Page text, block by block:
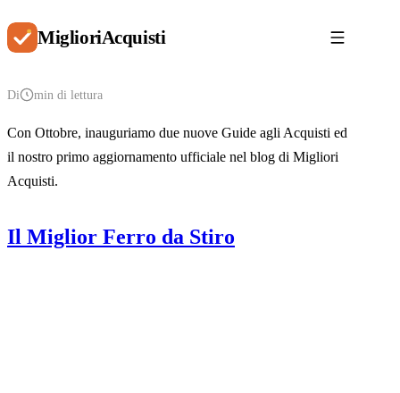
MiglioriAcquisti
Di min di lettura
Con Ottobre, inauguriamo due nuove Guide agli Acquisti ed
il nostro primo aggiornamento ufficiale nel blog di Migliori
Acquisti.
Il Miglior Ferro da Stiro